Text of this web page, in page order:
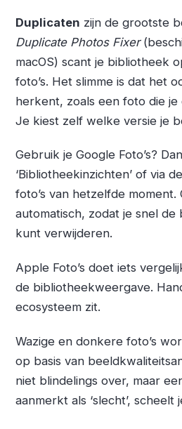
Duplicaten zijn de grootste
Duplicate Photos Fixer
macOS) scant je bibliotheek
foto’s. Het slimme is dat het
herkent, zoals een foto die
Je kiest zelf welke versie je
Gebruik je Google Foto’s?
‘Bibliotheekinzichten’ of via
foto’s van hetzelfde
automatisch, zodat je snel
kunt verwijderen.
Apple Foto’s doet iets
de bibliotheekweergave.
ecosysteem zit.
Wazige en donkere foto’s
op basis van
niet blindelings over, maar
aanmerkt als ‘slecht’,